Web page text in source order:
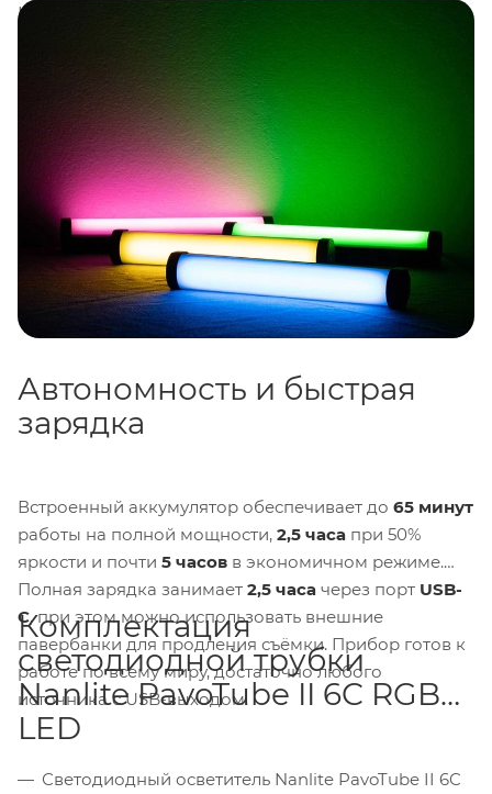
Каждый эффект можно настроить под задачу и это
возможности для нестандартных световых решений
без дополнительного оборудования.
Автономность и быстрая
зарядка
Встроенный аккумулятор обеспечивает до 65 минут
работы на полной мощности, 2,5 часа при 50%
яркости и почти 5 часов в экономичном режиме.
Полная зарядка занимает 2,5 часа через порт USB-
C, при этом можно использовать внешние
павербанки для продления съёмки. Прибор готов к
работе по всему миру, достаточно любого
источника с USB-выходом.
Комплектация
светодиодной трубки
Nanlite PavoTube II 6C RGB
LED
Светодиодный осветитель Nanlite PavoTube II 6C